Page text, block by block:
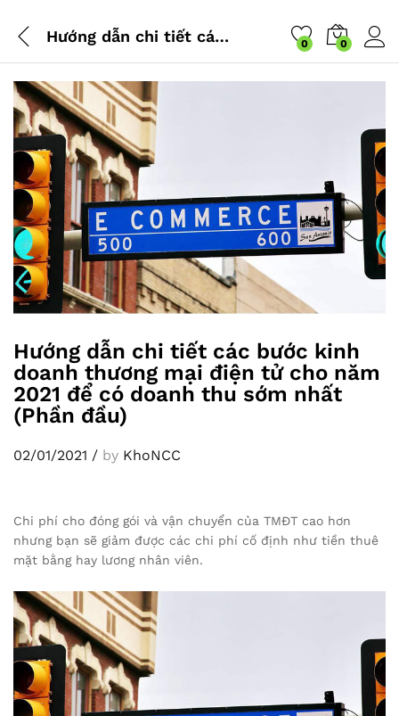
Hướng dẫn chi tiết các bước kinh doanh thương mại điện tử cho năm 2021 để có doanh thu sớm nhất (Phần đầu) 0 0
Hướng dẫn chi tiết các bước kinh
doanh thương mại điện tử cho năm
2021 để có doanh thu sớm nhất
(Phần đầu)
02/01/2021 / by KhoNCC
Chi phí cho đóng gói và vận chuyển của TMĐT cao hơn
nhưng bạn sẽ giảm được các chi phí cố định như tiền thuê
mặt bằng hay lương nhân viên.